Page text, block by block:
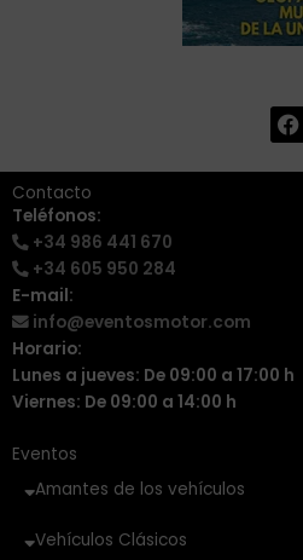
F
a
e
Contacto
Teléfonos:
+34 986 441 670
+34 605 950 284
E-mail:
info@eventosmotor.com
Horario:
Lunes a jueves: De 09:00 a 17:00 h
Viernes: De 09:00 a 14:00 h
Eventos
Amantes de los vehículos
Vehículos Clásicos